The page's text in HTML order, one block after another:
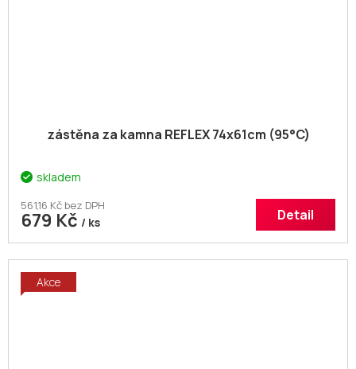
zástěna za kamna REFLEX 74x61cm (95°C)
skladem
561,16 Kč bez DPH
679 Kč / ks Detail
Akce